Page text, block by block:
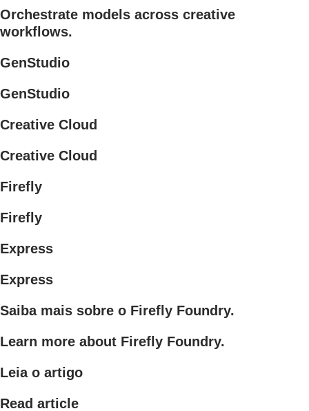
Orchestrate models across creative
workflows.
GenStudio
GenStudio
Creative Cloud
Creative Cloud
Firefly
Firefly
Express
Express
Saiba mais sobre o Firefly Foundry.
Learn more about Firefly Foundry.
Leia o artigo
Read article